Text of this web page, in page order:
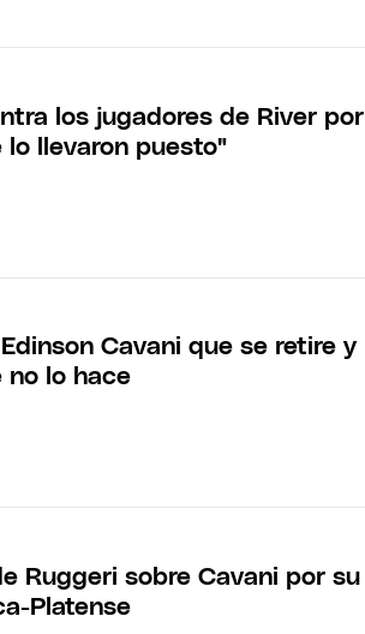
los jugadores de River por
lo llevaron puesto"
Cavani que se retire y
no lo hace
Ruggeri sobre Cavani por su
Platense